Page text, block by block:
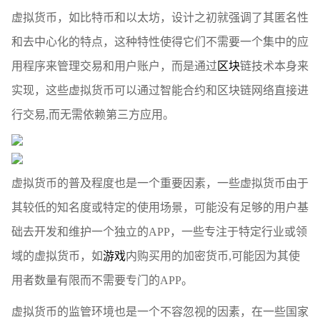
虚拟货币，如比特币和以太坊，设计之初就强调了其匿名性
和去中心化的特点，这种特性使得它们不需要一个集中的应
用程序来管理交易和用户账户，而是通过 区块链技术本身来
实现，这些虚拟货币可以通过智能合约和区块链网络直接进
行交易,而无需依赖第三方应用。
虚拟货币的普及程度也是一个重要因素，一些虚拟货币由于
其较低的知名度或特定的使用场景，可能没有足够的用户基
础去开发和维护一个独立的APP，一些专注于特定行业或领
域的虚拟货币，如游戏内购买用的加密货币,可能因为其使
用者数量有限而不需要专门的APP。
虚拟货币的监管环境也是一个不容忽视的因素，在一些国家